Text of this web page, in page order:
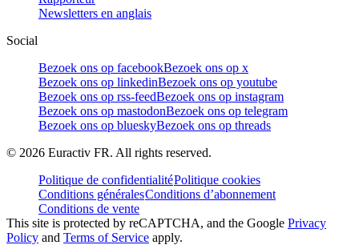
Newsletters en anglais
Social
Bezoek ons op facebookBezoek ons op x
Bezoek ons op linkedinBezoek ons op youtube
Bezoek ons op rss-feedBezoek ons op instagram
Bezoek ons op mastodonBezoek ons op telegram
Bezoek ons op blueskyBezoek ons op threads
© 2026 Euractiv FR. All rights reserved.
Politique de confidentialitéPolitique cookies
Conditions généralesConditions d’abonnement
Conditions de vente
This site is protected by reCAPTCHA, and the Google Privacy
Policy and Terms of Service apply.